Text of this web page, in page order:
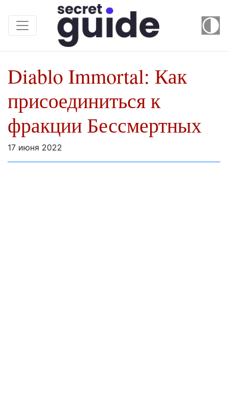
Diablo Immortal: Как
присоединиться к
фракции Бессмертных
17 июня 2022